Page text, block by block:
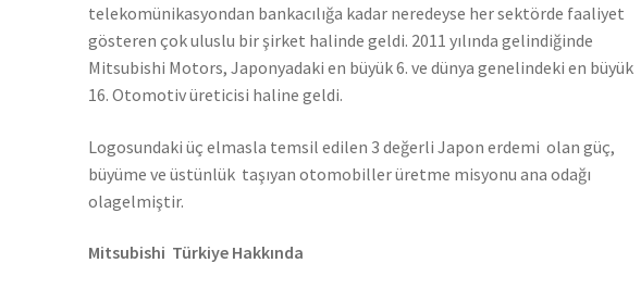
telekomünikasyondan bankacılığa kadar neredeyse her sektörde faaliyet
gösteren çok uluslu bir şirket halinde geldi. 2011 yılında gelindiğinde
Mitsubishi Motors, Japonyadaki en büyük 6. ve dünya genelindeki en büyük
16. Otomotiv üreticisi haline geldi.
Logosundaki üç elmasla temsil edilen 3 değerli Japon erdemi olan güç,
büyüme ve üstünlük taşıyan otomobiller üretme misyonu ana odağı
olagelmiştir.
Mitsubishi Türkiye Hakkında